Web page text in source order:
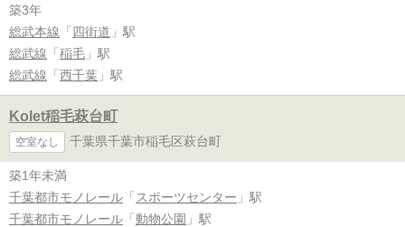
築3年
総武本線 「 四街道 」駅
総武線 「 稲毛 」駅
総武線 「 西千葉 」駅
Kolet稲毛萩台町
空室なし 千葉県千葉市稲毛区萩台町
築1年未満
千葉都市モノレール 「 スポーツセンター 」駅
千葉都市モノレール 「 動物公園 」駅